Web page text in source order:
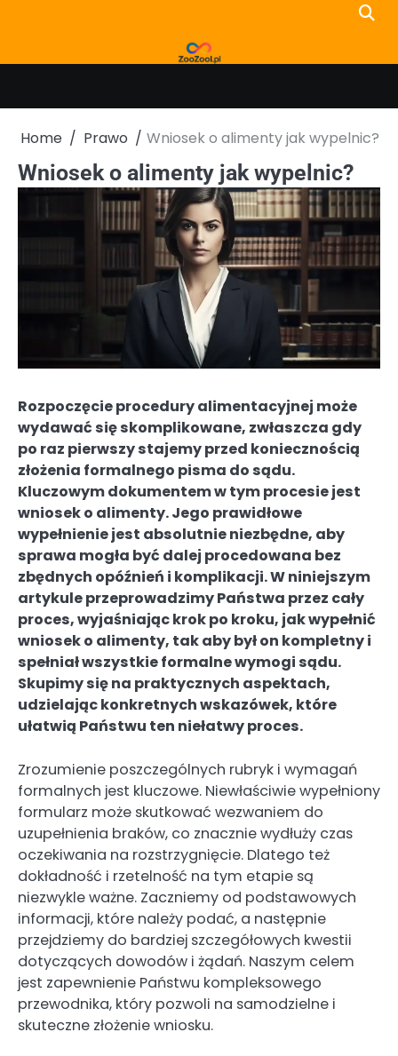
Home Prawo Wniosek o alimenty jak wypelnic?
Wniosek o alimenty jak wypelnic?
Rozpoczęcie procedury alimentacyjnej może
wydawać się skomplikowane, zwłaszcza gdy
po raz pierwszy stajemy przed koniecznością
złożenia formalnego pisma do sądu.
Kluczowym dokumentem w tym procesie jest
wniosek o alimenty. Jego prawidłowe
wypełnienie jest absolutnie niezbędne, aby
sprawa mogła być dalej procedowana bez
zbędnych opóźnień i komplikacji. W niniejszym
artykule przeprowadzimy Państwa przez cały
proces, wyjaśniając krok po kroku, jak wypełnić
wniosek o alimenty, tak aby był on kompletny i
spełniał wszystkie formalne wymogi sądu.
Skupimy się na praktycznych aspektach,
udzielając konkretnych wskazówek, które
ułatwią Państwu ten niełatwy proces.
Zrozumienie poszczególnych rubryk i wymagań
formalnych jest kluczowe. Niewłaściwie wypełniony
formularz może skutkować wezwaniem do
uzupełnienia braków, co znacznie wydłuży czas
oczekiwania na rozstrzygnięcie. Dlatego też
dokładność i rzetelność na tym etapie są
niezwykle ważne. Zaczniemy od podstawowych
informacji, które należy podać, a następnie
przejdziemy do bardziej szczegółowych kwestii
dotyczących dowodów i żądań. Naszym celem
jest zapewnienie Państwu kompleksowego
przewodnika, który pozwoli na samodzielne i
skuteczne złożenie wniosku.